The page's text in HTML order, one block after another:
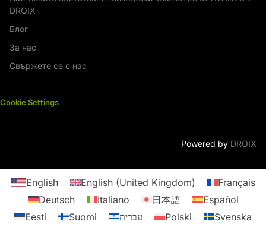
DROIX
Блог
За нас
Свържете се с нас
Cookie Settings
Powered by DROIX
English English (United Kingdom)
Français
Deutsch
Italiano 日本語
Español
Eesti
Suomi עברית Polski Svenska